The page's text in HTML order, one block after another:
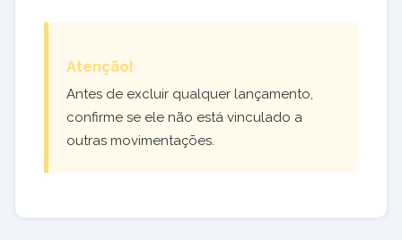
Atenção!
Antes de excluir qualquer lançamento,
confirme se ele não está vinculado a
outras movimentações.